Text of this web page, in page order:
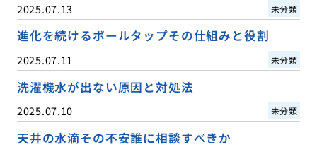
2025.07.13 未分類
進化を続けるボールタップその仕組みと役割
2025.07.11 未分類
洗濯機水が出ない原因と対処法
2025.07.10 未分類
天井の水滴その不安誰に相談すべきか